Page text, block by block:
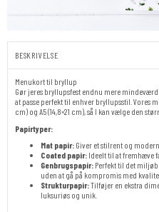
BESKRIVELSE
Menukort til bryllup
Gør jeres bryllupsfest endnu mere
at passe perfekt til enhver bryllupsstil. Vores
cm) og A5 (14,8×21 cm), så I kan vælge den
Papirtyper:
Mat papir: Giver et stilrent og
Coated papir: Ideelt til at fremhæve
Genbrugspapir: Perfekt til det
uden at gå på kompromis med
Strukturpapir:Tilføjer en ekstra
luksuriøs og unik.